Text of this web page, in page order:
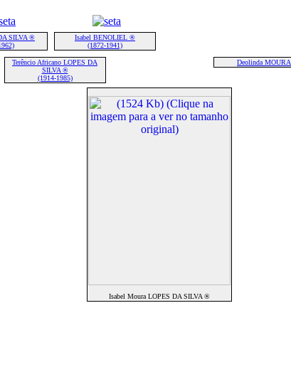
SILVA ®
Isabel BENOLIEL ®
(1872-1941)
Terêncio Africano LOPES DA
SILVA ®
(1914-1985)
Deolinda MOURA
Isabel Moura LOPES DA SILVA ®